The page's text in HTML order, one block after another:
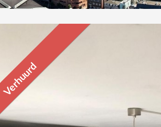
Verhuurd